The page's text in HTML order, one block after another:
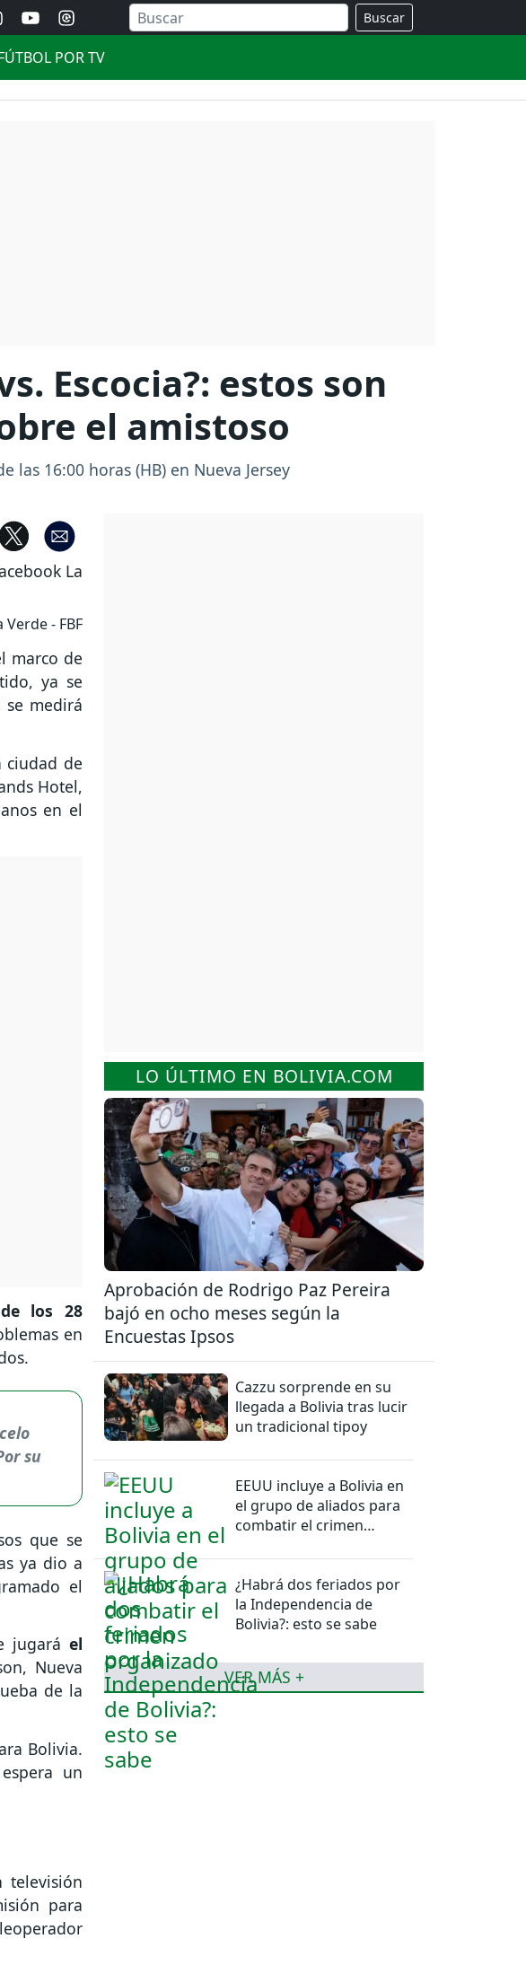
Buscar
POR TV
Escocia?: estos son
el amistoso
las 16:00 horas (HB) en Nueva Jersey
- FBF
marco de
ya se
se medirá
ciudad de
Hotel,
en el
los 28
en
su
que se
ya dio a
el
jugaráel
Nueva
de la
Bolivia.
un
televisión
para
LO ÚLTIMO EN BOLIVIA.COM
Aprobación de Rodrigo Paz Pereira
bajó en ocho meses según la
Encuestas Ipsos
Cazzu sorprende en su
llegada a Bolivia tras lucir
un tradicional tipoy
EEUU incluye a Bolivia en
el grupo de aliados para
combatir el crimen
¿Habrá dos feriados por
la Independencia de
Bolivia?: esto se sabe
VER MÁS +